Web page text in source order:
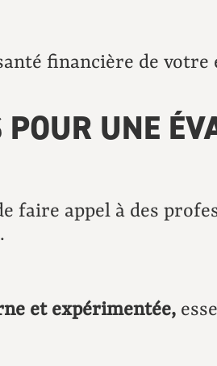
financière de
POUR UNE
faire appel à des
et expérimentée,